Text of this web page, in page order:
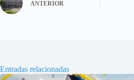
ANTERIOR
Entradas relacionadas